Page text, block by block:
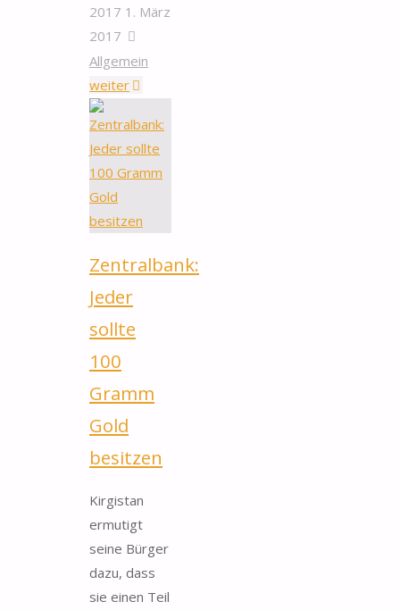
2017 1. März
2017
Allgemein
weiter"In
entsteht
einer
der
Goldvertriebe"
Zentralbank:
Jeder
sollte
100
Gramm
Gold
besitzen
Kirgistan
ermutigt
seine Bürger
dazu, dass
sie einen Teil